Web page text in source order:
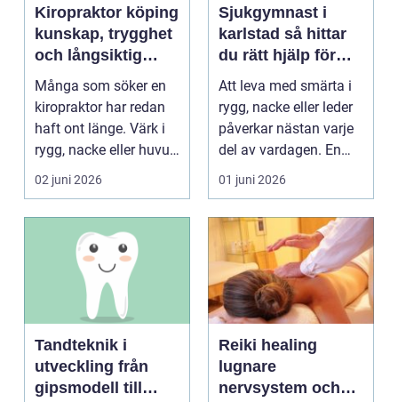
Kiropraktor köping
kunskap, trygghet
och långsiktig
hjälp för ryggen
Många som söker en
kiropraktor har redan
haft ont länge. Värk i
rygg, nacke eller huvud
blir lätt en...
02 juni 2026
Sjukgymnast i
karlstad så hittar
du rätt hjälp för
smärta och besvär
Att leva med smärta i
rygg, nacke eller leder
påverkar nästan varje
del av vardagen. En
person som s...
01 juni 2026
Tandteknik i
utveckling från
gipsmodell till
Reiki healing
lugnare
nervsystem och